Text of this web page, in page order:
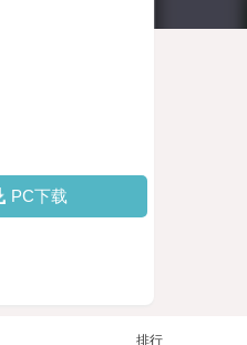
PC下载
排行